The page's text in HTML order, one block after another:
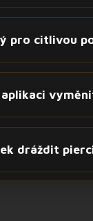
pro citlivou
dráždit